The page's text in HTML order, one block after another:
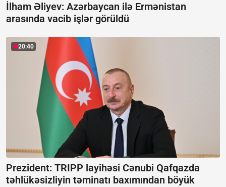
İlham Əliyev: Azərbaycan ilə Ermənistan
arasında vacib işlər görüldü
20:40
Prezident: TRIPP layihəsi Cənubi Qafqazda
təhlükəsizliyin təminatı baxımından böyük